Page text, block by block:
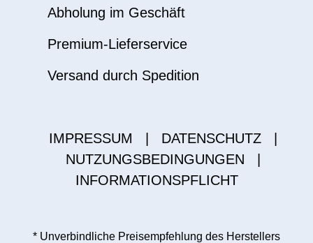
Abholung im Geschäft
Premium-Lieferservice
Versand durch Spedition
IMPRESSUM DATENSCHUTZ
NUTZUNGSBEDINGUNGEN
INFORMATIONSPFLICHT
* Unverbindliche Preisempfehlung des Herstellers